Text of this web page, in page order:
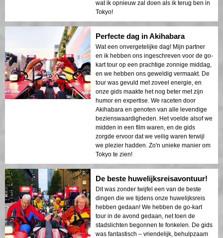
wat ik opnieuw zal doen als ik terug ben in
Tokyo!
Perfecte dag in Akihabara
Wat een onvergetelijke dag! Mijn partner
en ik hebben ons ingeschreven voor de go-
kart tour op een prachtige zonnige middag,
en we hebben ons geweldig vermaakt. De
tour was gevuld met zoveel energie, en
onze gids maakte het nog beter met zijn
humor en expertise. We raceten door
Akihabara en genoten van alle levendige
bezienswaardigheden. Het voelde alsof we
midden in een film waren, en de gids
zorgde ervoor dat we veilig waren terwijl
we plezier hadden. Zo'n unieke manier om
Tokyo te zien!
De beste huwelijksreisavontuur!
Dit was zonder twijfel een van de beste
dingen die we tijdens onze huwelijksreis
hebben gedaan! We hebben de go-kart
tour in de avond gedaan, net toen de
stadslichten begonnen te fonkelen. De gids
was fantastisch – vriendelijk, behulpzaam